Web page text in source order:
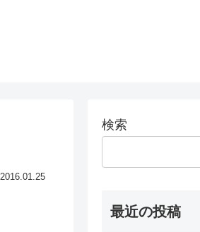
2016.01.25
検索
最近の投稿